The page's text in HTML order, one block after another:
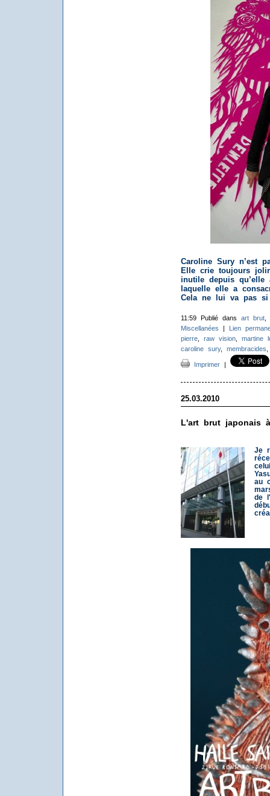
Caroline Sury n’est
Elle crie toujours
inutile depuis
laquelle elle a
Cela ne lui va pas
11:59 Publié dans art brut,
Miscellanées |
Lien
pierre, raw vision, martine
caroline sury, membracides
Imprimer|
25.03.2010
L'art brut japonais
Je
au
de